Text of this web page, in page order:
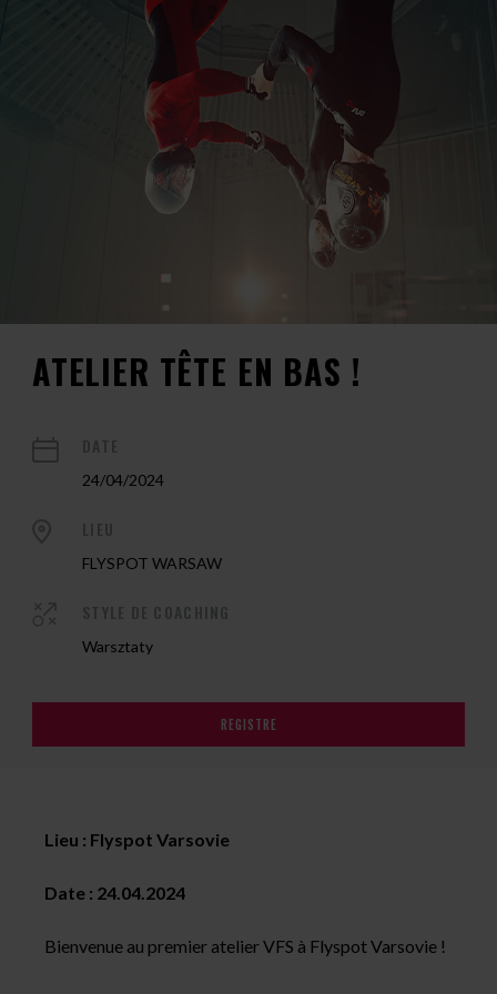
ATELIER TÊTE EN BAS !
24/04/2024
FLYSPOT WARSAW
Warsztaty
REGISTRE
Lieu : Flyspot Varsovie
Date : 24.04.2024
Bienvenue au premier atelier VFS à Flyspot Varsovie !